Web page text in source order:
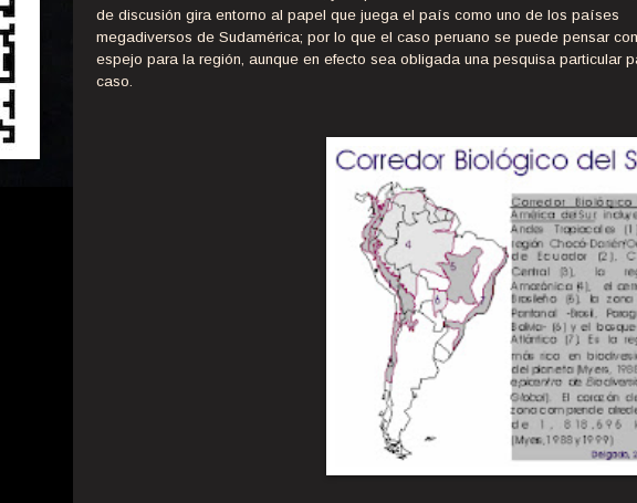
de discusión gira entorno al papel que juega el país como uno de los países
megadiversos de Sudamérica; por lo que el caso peruano se puede pensar
espejo para la región, aunque en efecto sea obligada una pesquisa particular
caso.